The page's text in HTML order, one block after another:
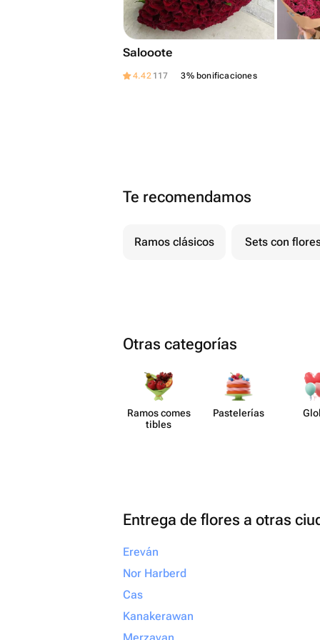
Salooote
4.42 117 3% bonificaciones
Te recomendamos
Ramos clásicos Sets con
Otras categorías
Ramos comes​
tibles
Paste​lerías
Entrega de flores a otras
Ereván
Nor Harberd
Cas
Kanakerawan